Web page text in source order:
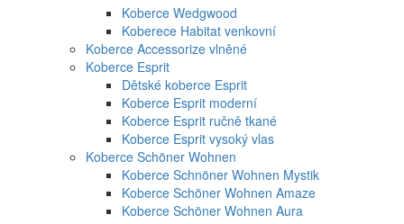
Koberce Wedgwood
Koberece Habitat venkovní
Koberce Accessorize vlněné
Koberce Esprit
Dětské koberce Esprit
Koberce Esprit moderní
Koberce Esprit ručně tkané
Koberce Esprit vysoký vlas
Koberce Schöner Wohnen
Koberce Schnöner Wohnen Mystik
Koberce Schöner Wohnen Amaze
Koberce Schöner Wohnen Aura